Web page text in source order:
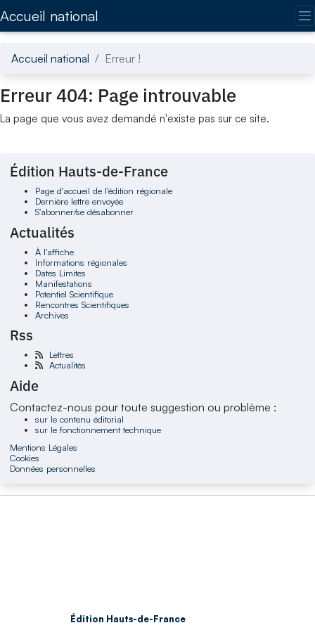
Accueil national
Accueil national Erreur !
Erreur 404: Page introuvable
La page que vous avez demandé n'existe pas sur ce site.
Édition Hauts-de-France
Page d'accueil de l'édition régionale
Dernière lettre envoyée
S'abonner/se désabonner
Actualités
À l'affiche
Informations régionales
Dates Limites
Manifestations
Potentiel Scientifique
Rencontres Scientifiques
Archives
Rss
Lettres
Actualités
Aide
Contactez-nous pour toute suggestion ou problème :
sur le contenu éditorial
sur le fonctionnement technique
Mentions Légales
Cookies
Données personnelles
Édition Hauts-de-France